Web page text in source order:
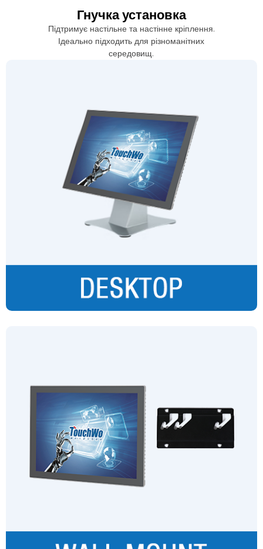
Гнучка установка
Підтримує настільне та настінне кріплення.
Ідеально підходить для різноманітних
середовищ.